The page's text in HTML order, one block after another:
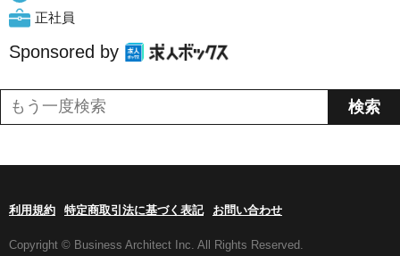
正社員
Sponsored by
利用規約 特定商取引法に基づく表記 お問い合わせ
Copyright © Business Architect Inc. All Rights Reserved.